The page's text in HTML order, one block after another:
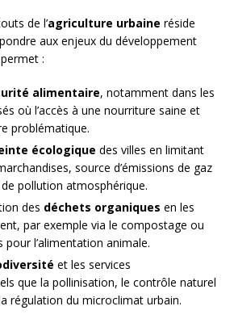
de l’agriculture urbaine réside
aux enjeux du développement
:
alimentaire, notamment dans les
où l’accès à une nourriture saine et
problématique.
écologique des villes en limitant
source d’émissions de gaz
pollution atmosphérique.
des déchets organiques en les
par exemple via le compostage ou
pour l’alimentation animale.
et les services
que la pollinisation, le contrôle naturel
régulation du microclimat urbain.